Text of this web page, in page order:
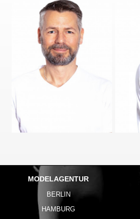
MODELAGENTUR
BERLIN
HAMBURG